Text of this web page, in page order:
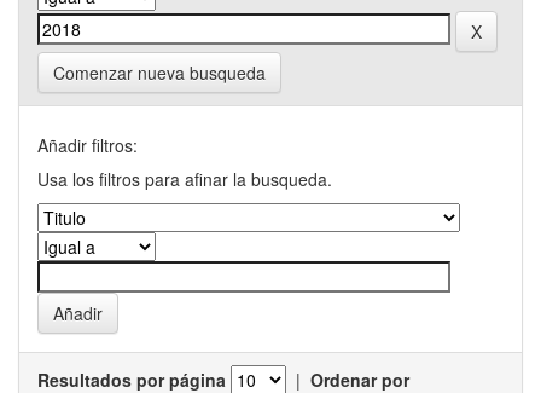
Comenzar nueva busqueda
Añadir filtros:
Usa los filtros para afinar la busqueda.
Resultados por página | Ordenar por